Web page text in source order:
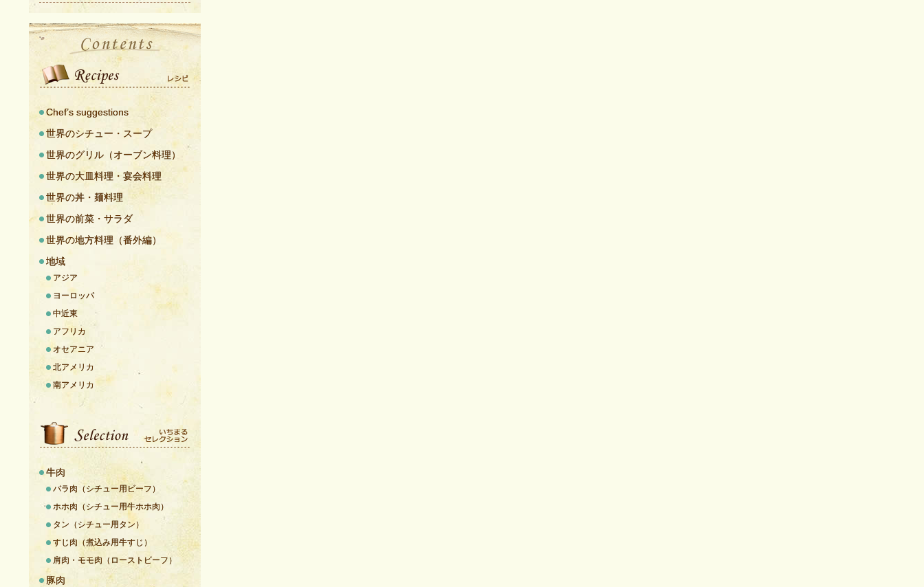
Chef’s suggestions
世界のシチュー・スープ
世界のグリル（オーブン料理）
世界の大皿料理・宴会料理
世界の丼・麺料理
世界の前菜・サラダ
世界の地方料理（番外編）
地域
アジア
ヨーロッパ
中近東
アフリカ
オセアニア
北アメリカ
南アメリカ
牛肉
バラ肉（シチュー用ビーフ）
ホホ肉（シチュー用牛ホホ肉）
タン（シチュー用タン）
すじ肉（煮込み用牛すじ）
肩肉・モモ肉（ローストビーフ）
豚肉